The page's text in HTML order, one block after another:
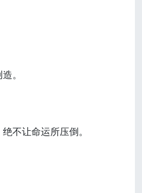
。
不让命运所压倒。